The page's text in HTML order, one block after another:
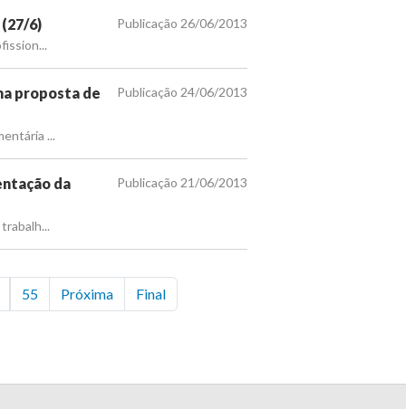
6) Publicação 26/06/2013
proposta de
...
Publicação 24/06/2013
da
Publicação 21/06/2013
55 Próxima Final